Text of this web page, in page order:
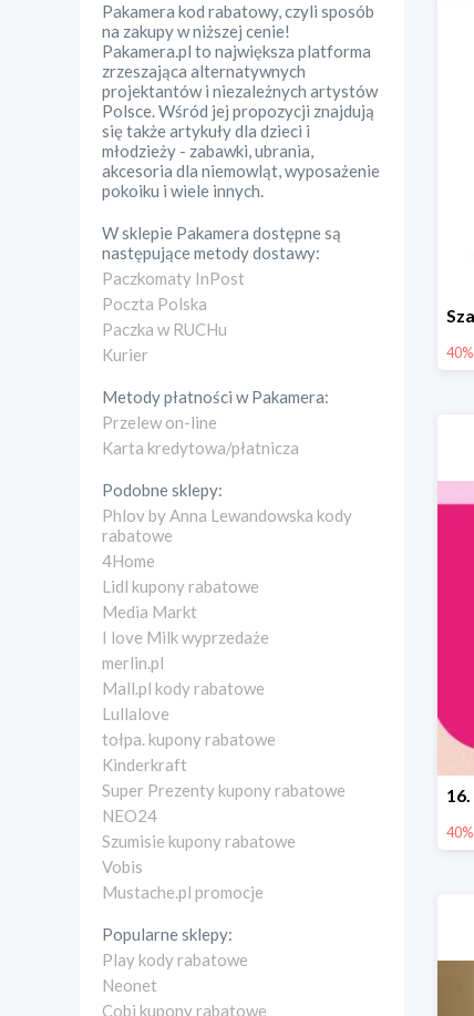
Pakamera kod rabatowy, czyli sposób
na zakupy w niższej cenie!
Pakamera.pl to największa platforma
zrzeszająca alternatywnych
projektantów i niezależnych artystów
Polsce. Wśród jej propozycji znajdują
się także artykuły dla dzieci i
młodzieży - zabawki, ubrania,
akcesoria dla niemowląt, wyposażenie
pokoiku i wiele innych.
W sklepie Pakamera dostępne są
następujące metody dostawy:
Paczkomaty InPost
Poczta Polska
Paczka w RUCHu
Kurier
Metody płatności wPakamera:
Przelew on-line
Karta kredytowa/płatnicza
Podobne sklepy:
Phlov by Anna Lewandowska kody
rabatowe
4Home
Lidl kupony rabatowe
Media Markt
I love Milk wyprzedaże
merlin.pl
Mall.pl kody rabatowe
Lullalove
tołpa. kupony rabatowe
Kinderkraft
Super Prezenty kupony rabatowe
NEO24
Szumisie kupony rabatowe
Vobis
Mustache.pl promocje
Popularne sklepy:
Play kody rabatowe
Neonet
Cobi kupony rabatowe
40%
40%